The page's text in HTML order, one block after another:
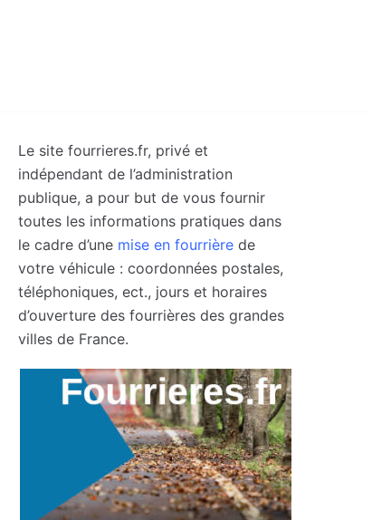
Le site fourrieres.fr, privé et
indépendant de l’administration
publique, a pour but de vous fournir
toutes les informations pratiques dans
le cadre d’une mise en fourrière de
votre véhicule : coordonnées postales,
téléphoniques, ect., jours et horaires
d’ouverture des fourrières des grandes
villes de France.